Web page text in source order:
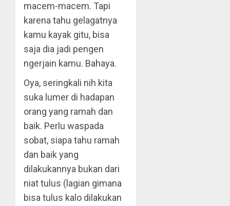
macem-macem. Tapi
karena tahu gelagatnya
kamu kayak gitu, bisa
saja dia jadi pengen
ngerjain kamu. Bahaya.
Oya, seringkali nih kita
suka lumer di hadapan
orang yang ramah dan
baik. Perlu waspada
sobat, siapa tahu ramah
dan baik yang
dilakukannya bukan dari
niat tulus (lagian gimana
bisa tulus kalo dilakukan